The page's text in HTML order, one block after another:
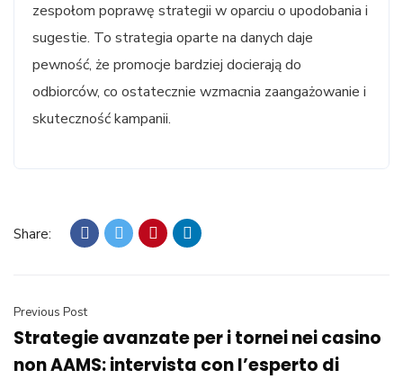
zespołom poprawę strategii w oparciu o upodobania i
sugestie. To strategia oparte na danych daje
pewność, że promocje bardziej docierają do
odbiorców, co ostatecznie wzmacnia zaangażowanie i
skuteczność kampanii.
Share:
Previous Post
Strategie avanzate per i tornei nei casino
non AAMS: intervista con l’esperto di